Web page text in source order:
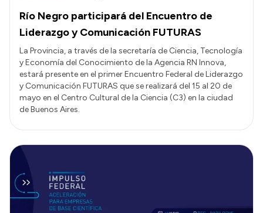
Río Negro participará del Encuentro de
Liderazgo y Comunicación FUTURAS
La Provincia, a través de la secretaría de Ciencia, Tecnología
y Economía del Conocimiento de la Agencia RN Innova,
estará presente en el primer Encuentro Federal de Liderazgo
y Comunicación FUTURAS que se realizará del 15 al 20 de
mayo en el Centro Cultural de la Ciencia (C3) en la ciudad
de Buenos Aires.